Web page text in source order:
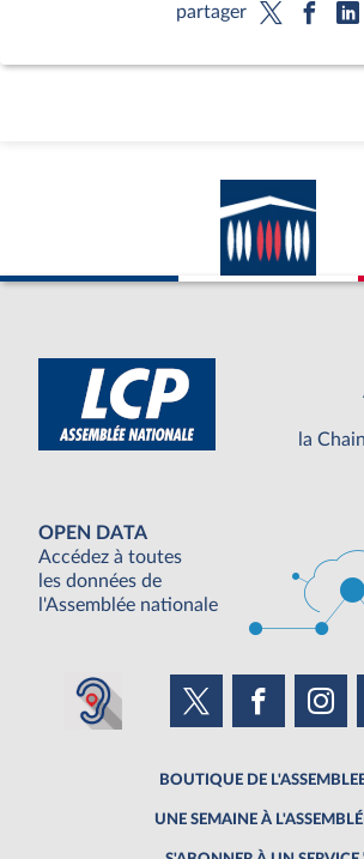
partager
la
OPEN DATA
Accédez à toutes
les données de
l'Assemblée nationale
BOUTIQUE DE
UNE SEMAINE À